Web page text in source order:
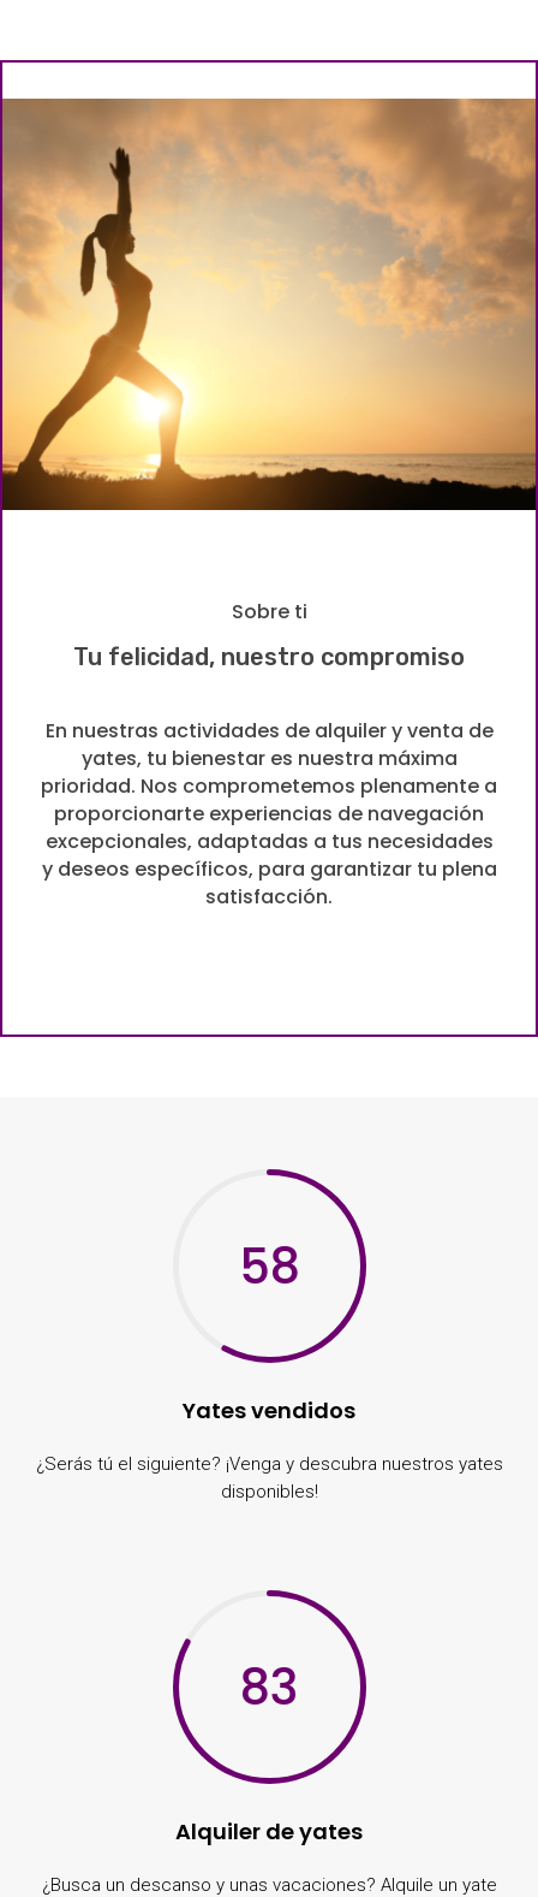
Sobre ti
Tu felicidad, nuestro compromiso
En nuestras actividades de alquiler y venta de
yates, tu bienestar es nuestra máxima
prioridad. Nos comprometemos plenamente a
proporcionarte experiencias de navegación
excepcionales, adaptadas a tus necesidades
y deseos específicos, para garantizar tu plena
satisfacción.
58
Yates vendidos
¿Serás tú el siguiente? ¡Venga y descubra nuestros yates
disponibles!
83
Alquiler de yates
¿Busca un descanso y unas vacaciones? Alquile un yate